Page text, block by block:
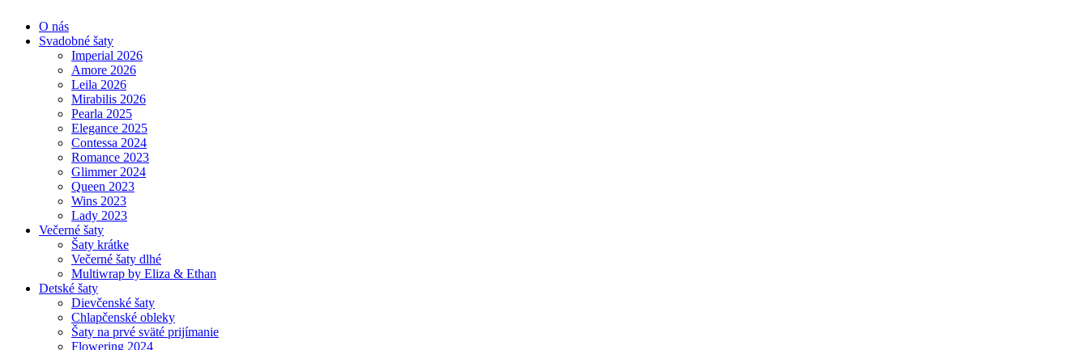
O nás
Svadobné šaty
Imperial 2026
Amore 2026
Leila 2026
Mirabilis 2026
Pearla 2025
Elegance 2025
Contessa 2024
Romance 2023
Glimmer 2024
Queen 2023
Wins 2023
Lady 2023
Večerné šaty
Šaty krátke
Večerné šaty dlhé
Multiwrap by Eliza & Ethan
Detské šaty
Dievčenské šaty
Chlapčenské obleky
Šaty na prvé sväté prijímanie
Flowering 2024